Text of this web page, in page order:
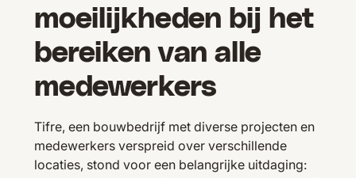
moeilijkheden bij het
bereiken van alle
medewerkers
Tifre, een bouwbedrijf met diverse projecten en
medewerkers verspreid over verschillende
locaties, stond voor een belangrijke uitdaging: